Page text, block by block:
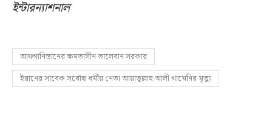
ইন্টারন্যাশনাল
আফগানিস্তানের ক্ষমতাসীন তালেবান সরকার
ইরানের সাবেক সর্বোচ্চ ধর্মীয় নেতা আয়াতুল্লাহ আলী খামেনির মৃত্যু